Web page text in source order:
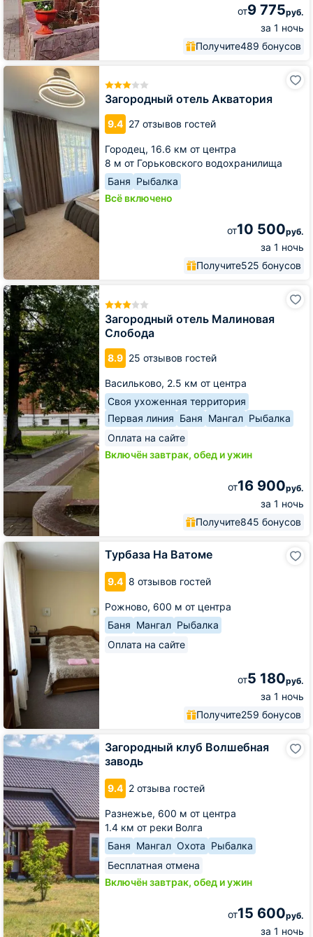
от9 775руб.
за 1 ночь
Получите489 бонусов
Загородный отель Акватория
9.4 27 отзывов гостей
Городец, 16.6 км от центра
8 м от Горьковского водохранилища
Баня Рыбалка
Всё включено
от10 500руб.
за 1 ночь
Получите525 бонусов
Загородный
Акватория
Загородный отель Малиновая
Слобода
8.9 25 отзывов гостей
Васильково, 2.5 км от центра
Своя ухоженная территория
Первая линия Баня Мангал Рыбалка
Оплата на сайте
Включён завтрак, обед и ужин
от16 900руб.
за 1 ночь
Получите845 бонусов
Загородный
отель
Малиновая
Слобода
Турбаза На Ватоме
9.4 8 отзывов гостей
Рожново, 600 м от центра
Баня Мангал Рыбалка
Оплата на сайте
от5 180руб.
за 1 ночь
Получите259 бонусов
Турбаза
На
Ватоме
Загородный клуб Волшебная
заводь
9.4 2 отзыва гостей
Разнежье, 600 м от центра
1.4 км от реки Волга
Баня Мангал Охота Рыбалка
Бесплатная отмена
Включён завтрак, обед и ужин
от15 600руб.
за 1 ночь
Загородный
клуб
Волшебная
заводь